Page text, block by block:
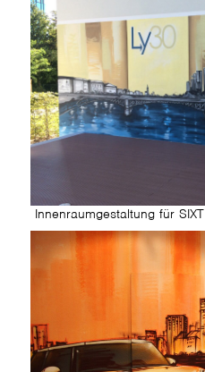
Innenraumgestaltung für SIXT